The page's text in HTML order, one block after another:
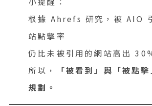
根據 Ahrefs 研究，被 AIO
站點擊率
仍比未被引用的網站高出
所以，
「被看到」與「被點
規劃。